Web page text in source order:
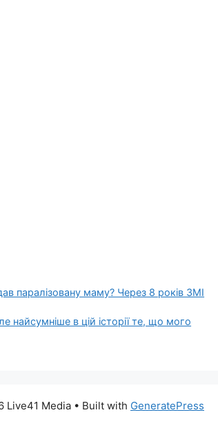
паралізовану маму? Через 8 років ЗМІ
найсумніше в цій історії те, що мого
Live41 Media • Built with GeneratePress